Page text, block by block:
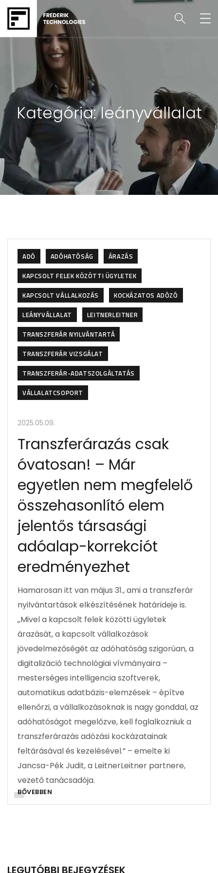
Kategória:leányvállalat
ADÓ ADÓHATÓSÁG
ÁRAZÁS
KAPCSOLT FELEK KÖZÖTTI ÜGYLETEK
KAPCSOLT VÁLLALKOZÁS
KOCKÁZATOS ADÓZÓ
LEÁNYVÁLLALAT
LEITNERLEITNER
TRANSZFERÁR NYILVÁNTARTÁ
TRANSZFERÁR VIZSGÁLAT
TRANSZFERÁR-ADATSZOLGÁLTATÁS
VÁLLALATCSOPORT
2025.05.09.
Transzferárazás csak
óvatosan! – Már
egyetlen nem megfelelő
összehasonlító elem
jelentős társasági
adóalap-korrekciót
eredményezhet
Hamarosan itt van május 31., ami a transzferár
nyilvántartások elkészítésének határideje is.
„Mivel a kapcsolt felek közötti ügyletek
árazását, a kapcsolt vállalkozások
jövedelmezőségét az adóhatóság szigorúan, a
digitalizáció technológiai vívmányaira –
mesterséges intelligencia szoftverek,
automatikus adatbázis-elemzések – építve
ellenőrzi, a vállalkozásoknak is nagy gonddal, az
adóhatóságot megelőzve, kell foglalkozniuk a
transzferárazás adózási kockázatainak
feltárásával és kezelésével.” – emelte ki
Jancsa-Pék Judit, a LeitnerLeitner partnere,
vezető tanácsadója.
BŐVEBBEN
LEGUTÓBBI BEJEGYZÉSEK